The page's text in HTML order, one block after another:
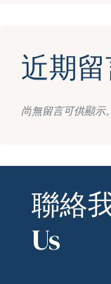
近期
尚無留言可供顯示。
聯絡
Us